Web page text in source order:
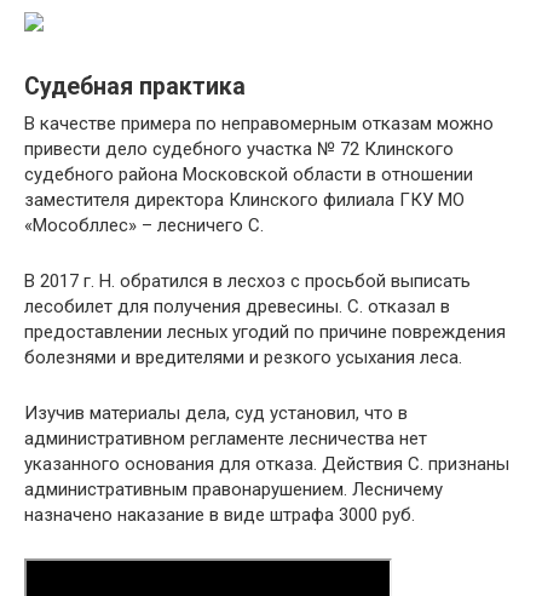
Судебная практика
В качестве примера по неправомерным отказам можно
привести дело судебного участка № 72 Клинского
судебного района Московской области в отношении
заместителя директора Клинского филиала ГКУ МО
«Мособллес» – лесничего С.
В 2017 г. Н. обратился в лесхоз с просьбой выписать
лесобилет для получения древесины. С. отказал в
предоставлении лесных угодий по причине повреждения
болезнями и вредителями и резкого усыхания леса.
Изучив материалы дела, суд установил, что в
административном регламенте лесничества нет
указанного основания для отказа. Действия С. признаны
административным правонарушением. Лесничему
назначено наказание в виде штрафа 3000 руб.